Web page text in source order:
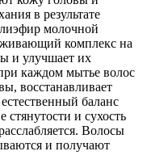
в результате
молочной
комплекс на
и улучшает их
каждом мытье волос
восстанавливает
баланс
и сухость
Волосы
и получают